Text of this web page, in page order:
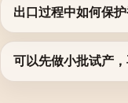
出口过程中如何保
可以先做小批试产